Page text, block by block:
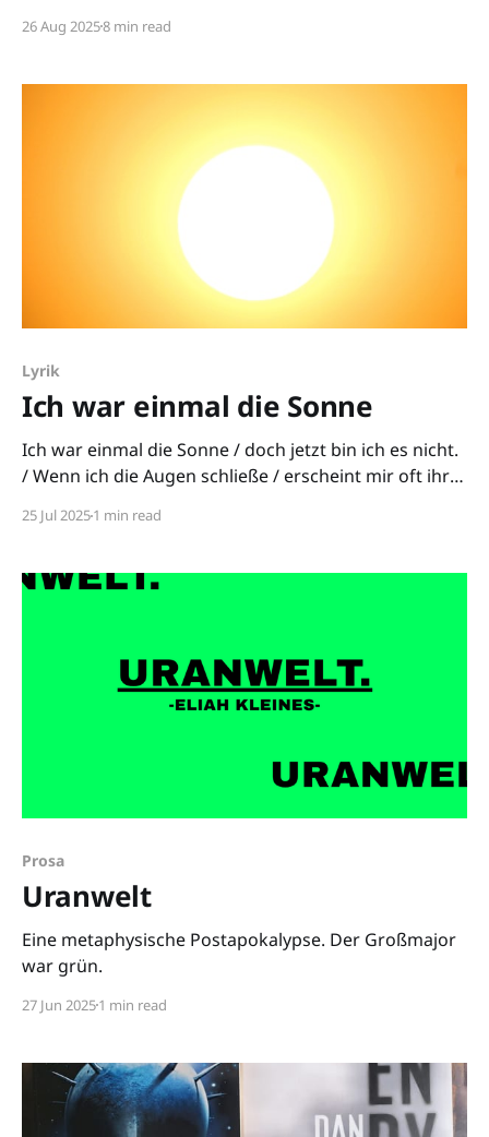
26 Aug 20258 min read
Lyrik
Ich war einmal die Sonne
Ich war einmal die Sonne / doch jetzt bin ich es nicht.
/ Wenn ich die Augen schließe / erscheint mir oft ihr
25 Jul 20251 min read
Prosa
Uranwelt
Eine metaphysische Postapokalypse. Der Großmajor
war grün.
27 Jun 20251 min read